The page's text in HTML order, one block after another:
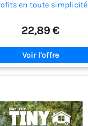
en toute simplicité
22,89 €